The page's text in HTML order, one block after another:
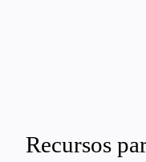
Recursos